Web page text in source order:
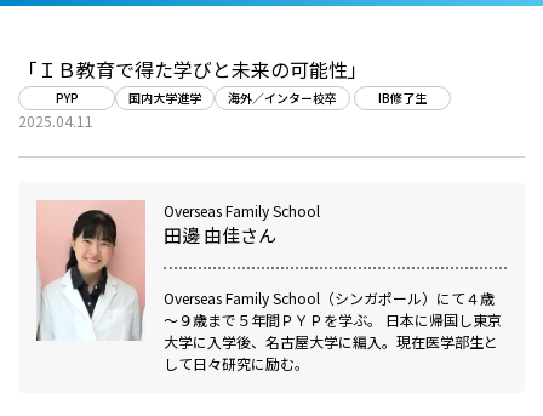
IBを活用した入試
教職員採用情報／お知らせ
お問合せ
AirCampus新規登録・ログイン
「ＩＢ教育で得た学びと未来の可能性」
PYP 国内大学進学 海外／インター校卒 IB修了生
2025.04.11
Overseas Family School
田邊 由佳さん
Overseas Family School（シンガポール）にて４歳
～９歳まで５年間ＰＹＰを学ぶ。 日本に帰国し東京
大学に入学後、名古屋大学に編入。現在医学部生と
して日々研究に励む。